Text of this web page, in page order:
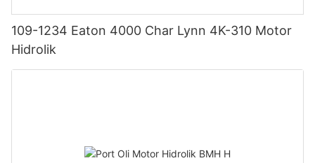
109-1234 Eaton 4000 Char Lynn 4K-310 Motor
Hidrolik